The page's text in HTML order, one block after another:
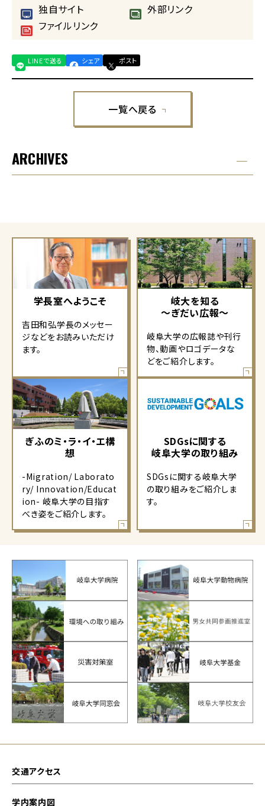
独自サイト
外部リンク
ファイルリンク
LINEで送る シェア ポスト
一覧へ戻る
ARCHIVES
学長室へようこそ
吉田和弘学長のメッセー
ジなどをお読みいただけ
ます。
岐大を知る
～ぎだい広報～
岐阜大学の広報誌や刊行
物、動画やロゴデータな
どをご紹介します。
ぎふのミ・ラ・イ・エ構
想
-Migration/ Laborato
ry/ Innovation/Educat
ion- 岐阜大学の目指す
べき姿をご紹介します。
SDGsに関する
岐阜大学の取り組み
SDGsに関する岐阜大学
の取り組みをご紹介しま
す。
交通アクセス
学内案内図